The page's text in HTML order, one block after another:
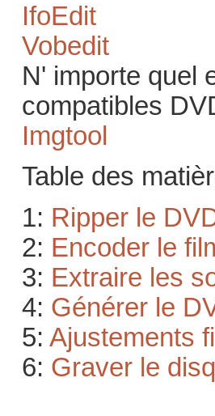
IfoEdit
Vobedit
N' importe quel
compatibles
Imgtool
Table des
1: Ripper le
2: Encoder le
3: Extraire les
4: Générer le
5: Ajustements
6: Graver le